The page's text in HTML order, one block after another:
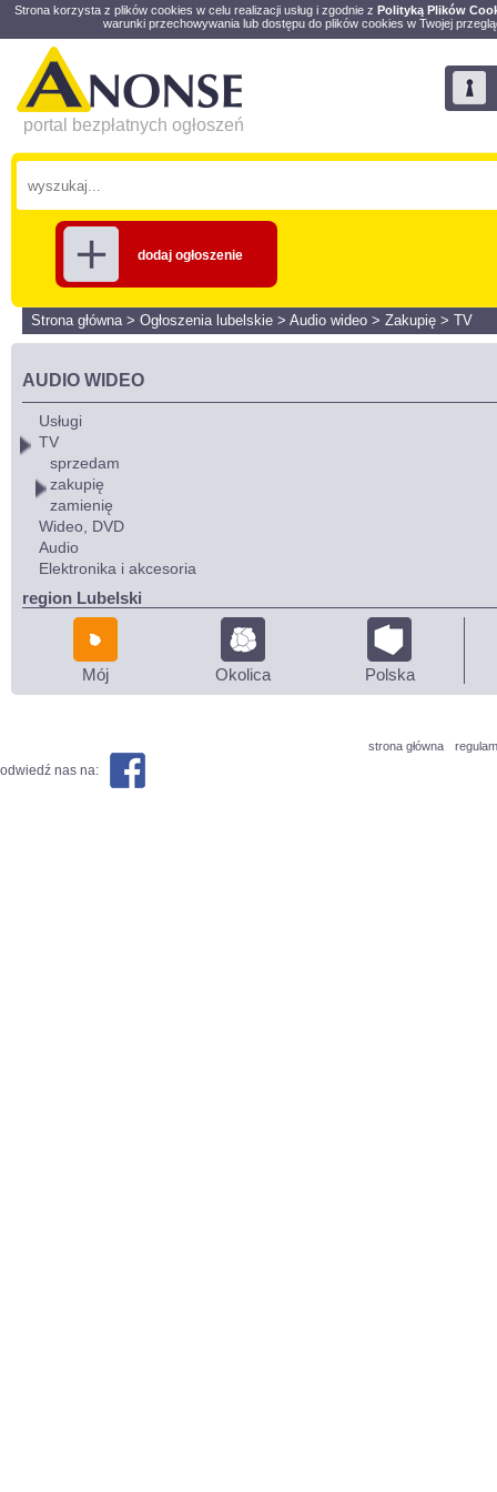
Strona korzysta z plików cookies w celu realizacji usług i zgodnie z Polityką Plików
warunki przechowywania lub dostępu do plików cookies w Twojej
portal bezpłatnych ogłoszeń
dodaj ogłoszenie
Strona główna> Ogłoszenia lubelskie > Audio wideo > Zakupię > TV
AUDIO WIDEO
Usługi
TV
sprzedam
zakupię
zamienię
Wideo, DVD
Audio
Elektronika i akcesoria
region Lubelski
Mój Okolica Polska
strona główna
odwiedź nas na: